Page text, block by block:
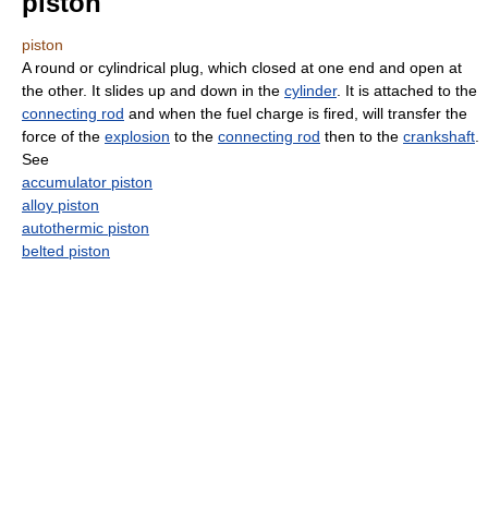
piston
A round or cylindrical plug, which closed at one end and open at
the other. It slides up and down in the cylinder. It is attached to the
connecting rod and when the fuel charge is fired, will transfer the
force of the explosion to the connecting rod then to the crankshaft
See
accumulator piston
alloy piston
autothermic piston
belted piston